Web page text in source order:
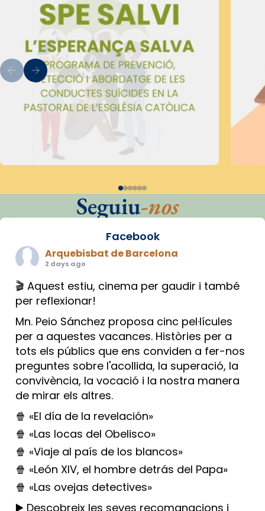
Seguiu-nos
Facebook
Arquebisbat de Barcelona
2 days ago
🎬 Aquest estiu, cinema per gaudir i també
per reflexionar!
Mn. Peio Sánchez proposa cinc pel·lícules
per a aquestes vacances. Històries per a
tots els públics que ens conviden a fer-nos
preguntes sobre l'acollida, la superació, la
convivència, la vocació i la nostra manera
de mirar els altres.
🍿 «El día de la revelación»
🍿 «Las locas del Obelisco»
🍿 «Viaje al país de los blancos»
🍿 «León XIV, el hombre detrás del Papa»
🍿 «Las ovejas detectives»
▶️ Descobreix les seves recomanacions i